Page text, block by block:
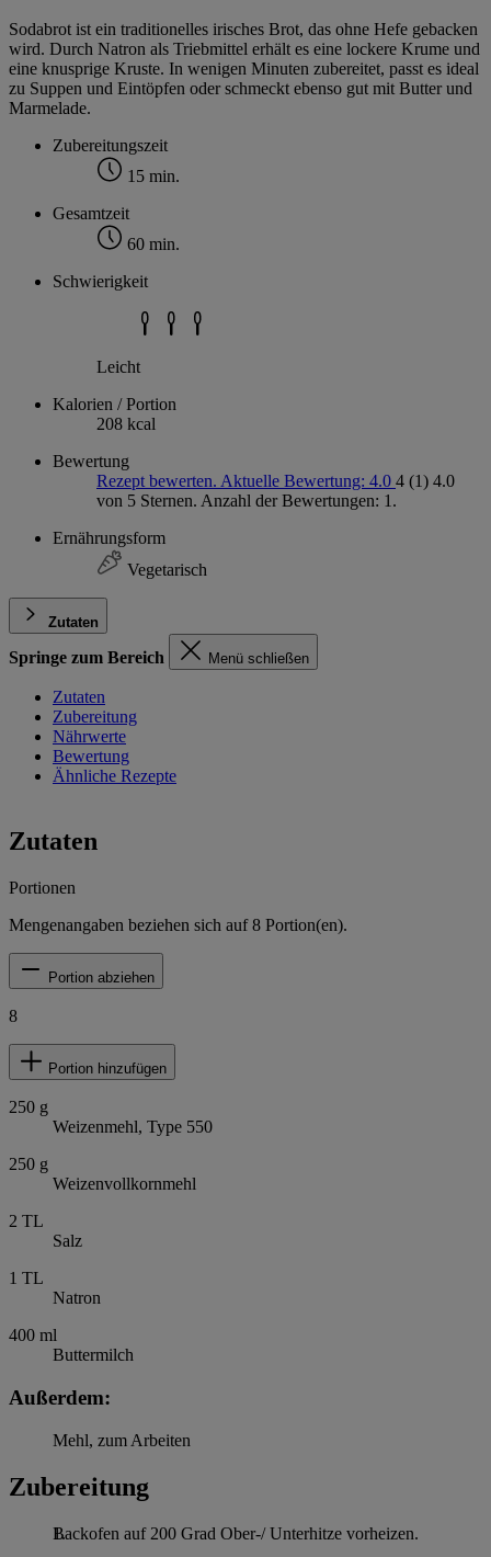
Sodabrot ist ein traditionelles irisches Brot, das ohne Hefe gebacken
wird. Durch Natron als Triebmittel erhält es eine lockere Krume und
eine knusprige Kruste. In wenigen Minuten zubereitet, passt es ideal
zu Suppen und Eintöpfen oder schmeckt ebenso gut mit Butter und
Marmelade.
Zubereitungszeit
15 min.
Gesamtzeit
60 min.
Schwierigkeit
Leicht
Kalorien / Portion
208 kcal
Bewertung
Rezept bewerten. Aktuelle Bewertung: 4.0 4 (1) 4.0
von 5 Sternen. Anzahl der Bewertungen: 1.
Ernährungsform
Vegetarisch
Zutaten
Springe zum Bereich Menü schließen
Zutaten
Zubereitung
Nährwerte
Bewertung
Ähnliche Rezepte
Zutaten
Portionen
Mengenangaben beziehen sich auf8 Portion(en).
Portion abziehen
8
Portion hinzufügen
250 g
Weizenmehl, Type 550
250 g
Weizenvollkornmehl
2 TL
Salz
1 TL
Natron
400 ml
Buttermilch
Außerdem:
Mehl, zum Arbeiten
Zubereitung
Backofen auf 200 Grad Ober-/ Unterhitze vorheizen.